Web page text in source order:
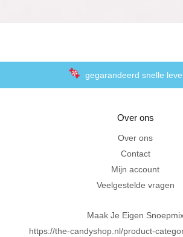
gegarandeerd snelle
Al 20 jaar in
Over ons
Over ons
Contact
Mijn account
Veelgestelde vragen
Maak Je Eigen
https://the-candyshop.nl/product-